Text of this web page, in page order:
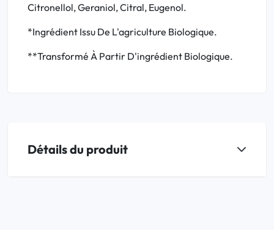
Citronellol, Geraniol, Citral, Eugenol.
*Ingrédient Issu De L'agriculture Biologique.
**Transformé À Partir D'ingrédient Biologique.
Détails du produit